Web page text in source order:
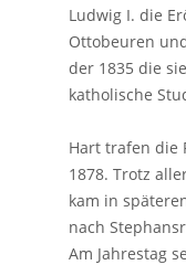
Ludwig I. die
Ottobeuren
der 1835 die
katholische
Hart trafen die
1878. Trotz
kam in
nach
Am Jahrestag